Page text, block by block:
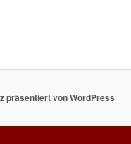
präsentiert von WordPress